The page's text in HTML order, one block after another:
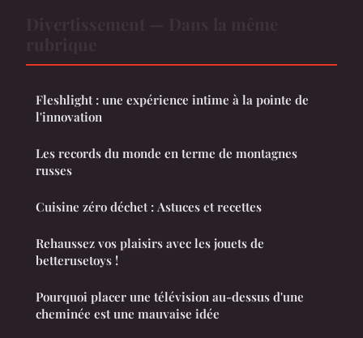
Fleshlight : une expérience intime à la pointe de
l'innovation
Les records du monde en terme de montagnes
russes
Cuisine zéro déchet : Astuces et recettes
Rehaussez vos plaisirs avec les jouets de
betterusetoys !
Pourquoi placer une télévision au-dessus d'une
cheminée est une mauvaise idée